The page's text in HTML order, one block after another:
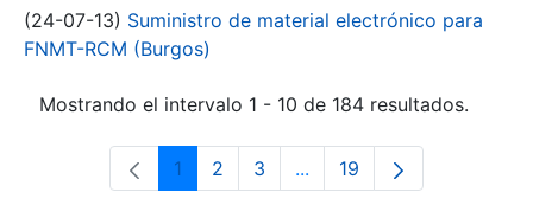
(24-07-13) Suministro de material electrónico para
FNMT-RCM (Burgos)
Mostrando el intervalo 1 - 10 de 184 resultados.
Página
1 Página
2 Página
3 ...Páginas intermedias Use
Página
19